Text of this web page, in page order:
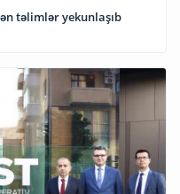
təlimlər yekunlaşıb